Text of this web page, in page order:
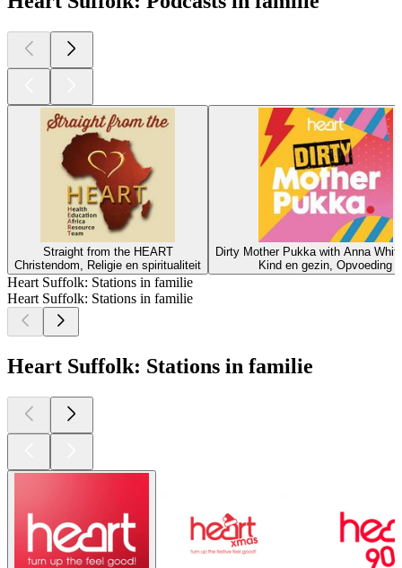
Straight from the HEART
Christendom, Religie en spiritualiteit
Dirty Mother Pukka with Anna
Kind en gezin, Opvoeding
Heart Suffolk: Stations in familie
Heart Suffolk: Stations in familie
Heart Suffolk: Stations in familie